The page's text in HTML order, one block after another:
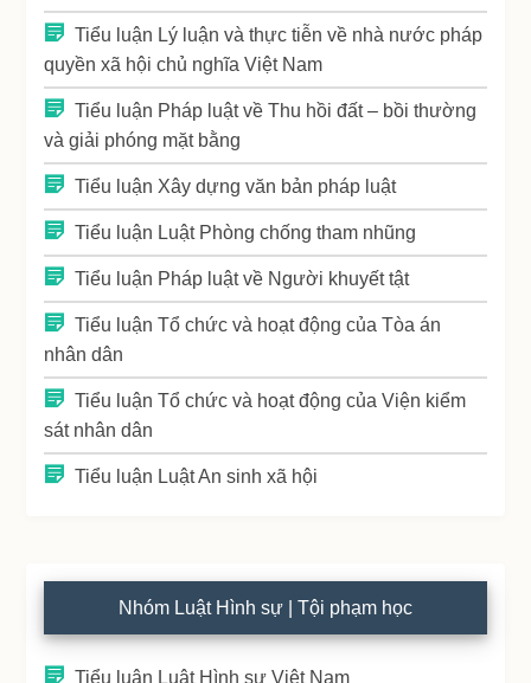
Tiểu luận Lý luận và thực tiễn về nhà nước pháp
quyền xã hội chủ nghĩa Việt Nam
Tiểu luận Pháp luật về Thu hồi đất – bồi thường
và giải phóng mặt bằng
Tiểu luận Xây dựng văn bản pháp luật
Tiểu luận Luật Phòng chống tham nhũng
Tiểu luận Pháp luật về Người khuyết tật
Tiểu luận Tổ chức và hoạt động của Tòa án
nhân dân
Tiểu luận Tổ chức và hoạt động của Viện kiểm
sát nhân dân
Tiểu luận Luật An sinh xã hội
Nhóm Luật Hình sự | Tội phạm học
Tiểu luận Luật Hình sự Việt Nam